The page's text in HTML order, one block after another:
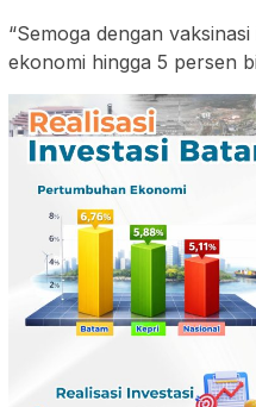
“Semoga dengan
ekonomi hingga 5 persen